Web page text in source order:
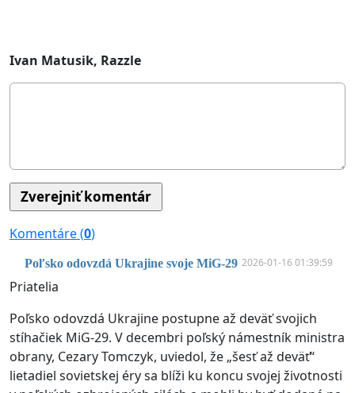
Ivan Matusik, Razzle
Komentáre (0)
Poľsko odovzdá Ukrajine svoje MiG-29 2026-01-16 01:39:59
Priatelia
Poľsko odovzdá Ukrajine postupne až deväť svojich
stíhačiek MiG-29. V decembri poľský námestník ministra
obrany, Cezary Tomczyk, uviedol, že „šesť až deväť“
lietadiel sovietskej éry sa blíži ku koncu svojej životnosti